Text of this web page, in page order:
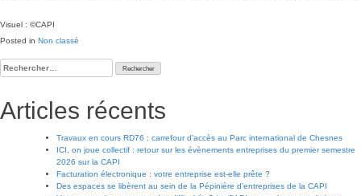
Visuel : ©CAPI
Posted in Non classé
Rechercher :
Articles récents
Travaux en cours RD76 : carrefour d’accès au Parc international de Chesnes
ICI, on joue collectif : retour sur les évènements entreprises du premier semestre
2026 sur la CAPI
Facturation électronique : votre entreprise est-elle prête ?
Des espaces se libèrent au sein de la Pépinière d’entreprises de la CAPI